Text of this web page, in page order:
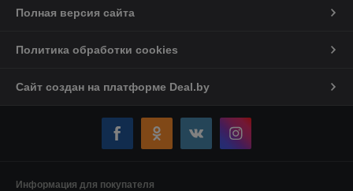
Полная версия сайта
Политика обработки cookies
Сайт создан на платформе Deal.by
Информация для покупателя